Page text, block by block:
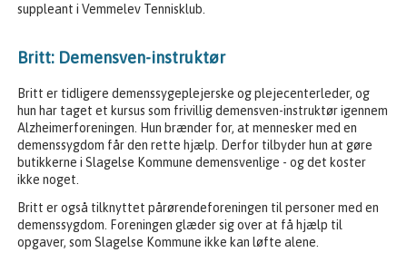
suppleant i Vemmelev Tennisklub.
Britt: Demensven-instruktør
Britt er tidligere demenssygeplejerske og plejecenterleder, og
hun har taget et kursus som frivillig demensven-instruktør igennem
Alzheimerforeningen. Hun brænder for, at mennesker med en
demenssygdom får den rette hjælp. Derfor tilbyder hun at gøre
butikkerne i Slagelse Kommune demensvenlige - og det koster
ikke noget.
Britt er også tilknyttet pårørendeforeningen til personer med en
demenssygdom. Foreningen glæder sig over at få hjælp til
opgaver, som Slagelse Kommune ikke kan løfte alene.